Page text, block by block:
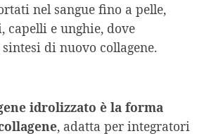
nel sangue fino a pelle,
capelli e unghie, dove
di nuovo collagene.
idrolizzato è la forma
, adatta per integratori